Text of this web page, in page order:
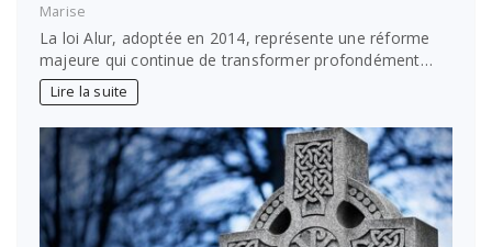
Marise
La loi Alur, adoptée en 2014, représente une réforme
majeure qui continue de transformer profondément…
Lire la suite